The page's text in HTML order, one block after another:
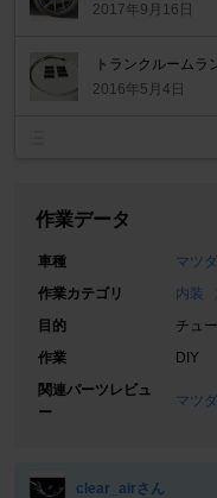
2017年9月16日
トランクルームラ
2016年5月4日
作業データ
車種
マツ
作業カテゴリ
内装
目的
チュ
作業
DIY
関連パーツレビュ
ー
マツ
clear_airさん